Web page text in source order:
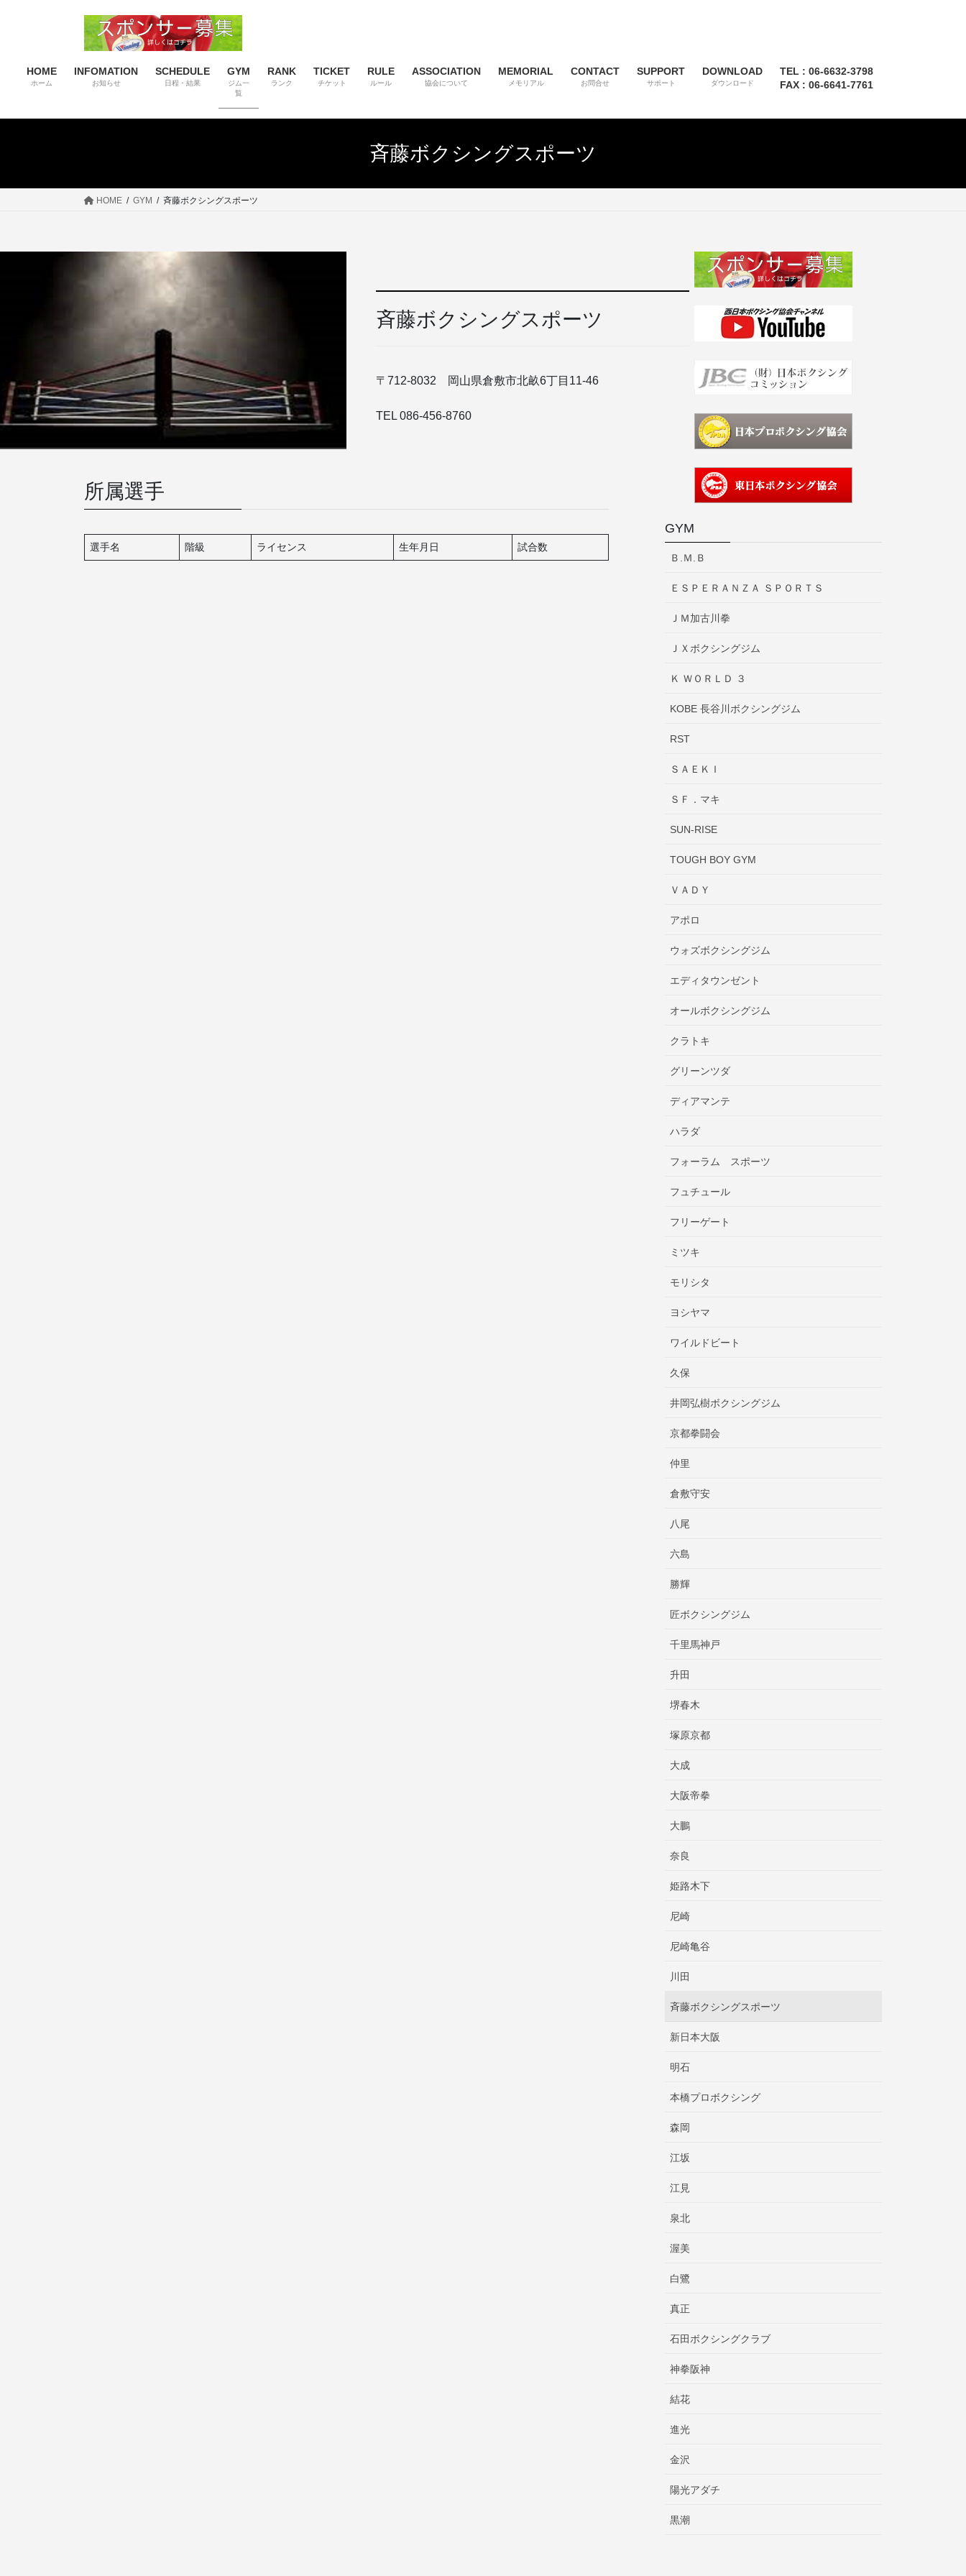
HOME
ホーム
INFOMATION
お知らせ
SCHEDULE
日程・結果
GYM
ジム一
覧
RANK
ランク
TICKET
チケット
RULE
ルール
ASSOCIATION
協会について
MEMORIAL
メモリアル
CONTACT
お問合せ
SUPPORT
サポート
DOWNLOAD
ダウンロード
TEL : 06-6632-3798
FAX : 06-6641-7761
斉藤ボクシングスポーツ
HOME GYM 斉藤ボクシングスポーツ
斉藤ボクシングスポーツ
〒712-8032 岡山県倉敷市北畝6丁目11-46
TEL 086-456-8760
所属選手
選手名 階級 ライセンス 生年月日 試合数
GYM
Ｂ.Ｍ.Ｂ
ＥＳＰＥＲＡＮＺＡ ＳＰＯＲＴＳ
ＪＭ加古川拳
ＪＸボクシングジム
Ｋ ＷＯＲＬＤ ３
KOBE 長谷川ボクシングジム
RST
ＳＡＥＫＩ
ＳＦ．マキ
SUN-RISE
TOUGH BOY GYM
ＶＡＤＹ
アポロ
ウォズボクシングジム
エディタウンゼント
オールボクシングジム
クラトキ
グリーンツダ
ディアマンテ
ハラダ
フォーラム スポーツ
フュチュール
フリーゲート
ミツキ
モリシタ
ヨシヤマ
ワイルドビート
久保
井岡弘樹ボクシングジム
京都拳闘会
仲里
倉敷守安
八尾
六島
勝輝
匠ボクシングジム
千里馬神戸
升田
堺春木
塚原京都
大成
大阪帝拳
大鵬
奈良
姫路木下
尼崎
尼崎亀谷
川田
斉藤ボクシングスポーツ
新日本大阪
明石
本橋プロボクシング
森岡
江坂
江見
泉北
渥美
白鷺
真正
石田ボクシングクラブ
神拳阪神
結花
進光
金沢
陽光アダチ
黒潮